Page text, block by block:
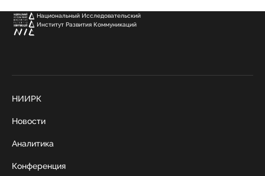
Национальный Исследовательский
Институт Развития Коммуникаций
НИИРК
Новости
Аналитика
Конференция